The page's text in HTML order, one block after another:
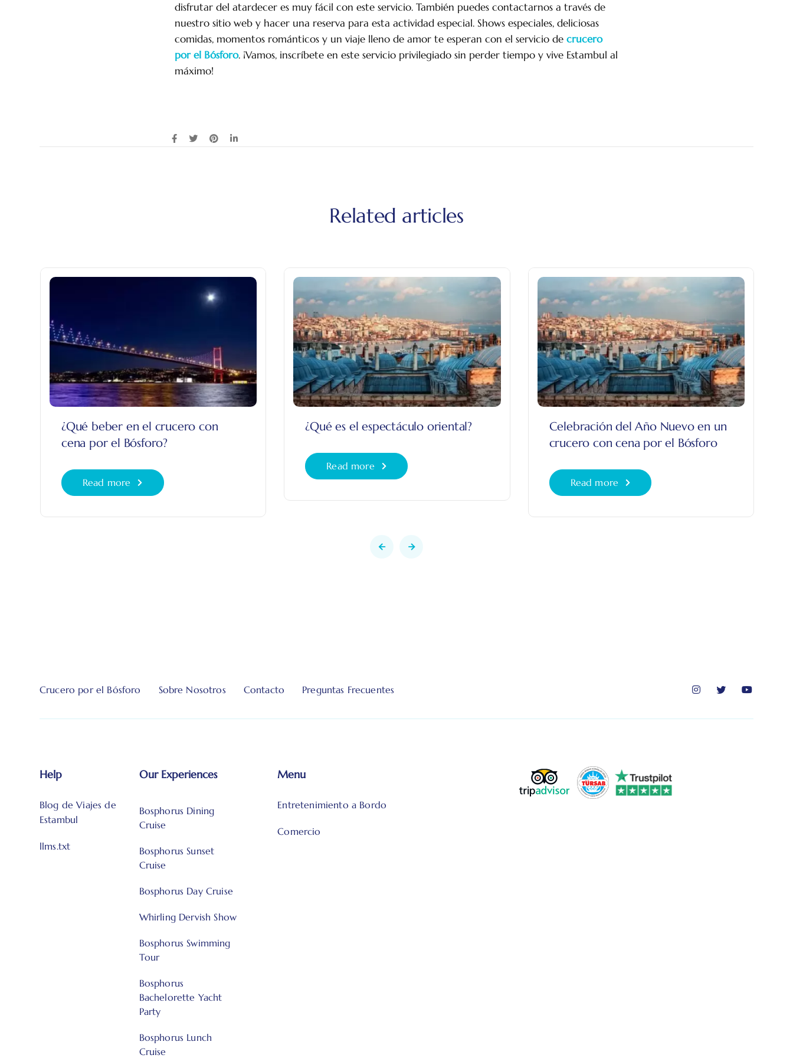
disfrutar del atardecer es muy fácil con este servicio. También puedes contactarnos a través de
nuestro sitio web y hacer una reserva para esta actividad especial. Shows especiales, deliciosas
comidas, momentos románticos y un viaje lleno de amor te esperan con el servicio decrucero
por el Bósforo. ¡Vamos, inscríbete en este servicio privilegiado sin perder tiempo y vive Estambul al
máximo!
Related articles
¿Qué beber en el crucero con
cena por el Bósforo?
Read more
¿Qué es el espectáculo oriental?
Read more
Celebración del Año Nuevo en un
crucero con cena por el Bósforo
Read more
Crucero por el Bósforo Sobre Nosotros Contacto Preguntas Frecuentes
Help
Blog de Viajes de
Estambul
llms.txt
Our Experiences
Bosphorus Dining
Cruise
Bosphorus Sunset
Cruise
Bosphorus Day Cruise
Whirling Dervish Show
Bosphorus Swimming
Tour
Bosphorus
Bachelorette Yacht
Party
Bosphorus Lunch
Cruise
Menu
Entretenimiento a Bordo
Comercio